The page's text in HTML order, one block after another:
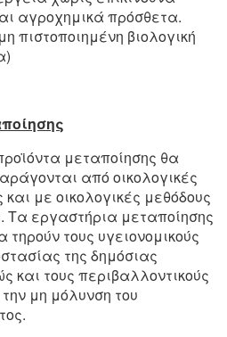
αγροχημικά πρόσθετα.
πιστοποιημένη βιολογική
μεταποίησης θα
από οικολογικές
με οικολογικές μεθόδους
Τα εργαστήρια μεταποίησης
τους υγειονομικούς
της δημόσιας
και τους περιβαλλοντικούς
μη μόλυνση του